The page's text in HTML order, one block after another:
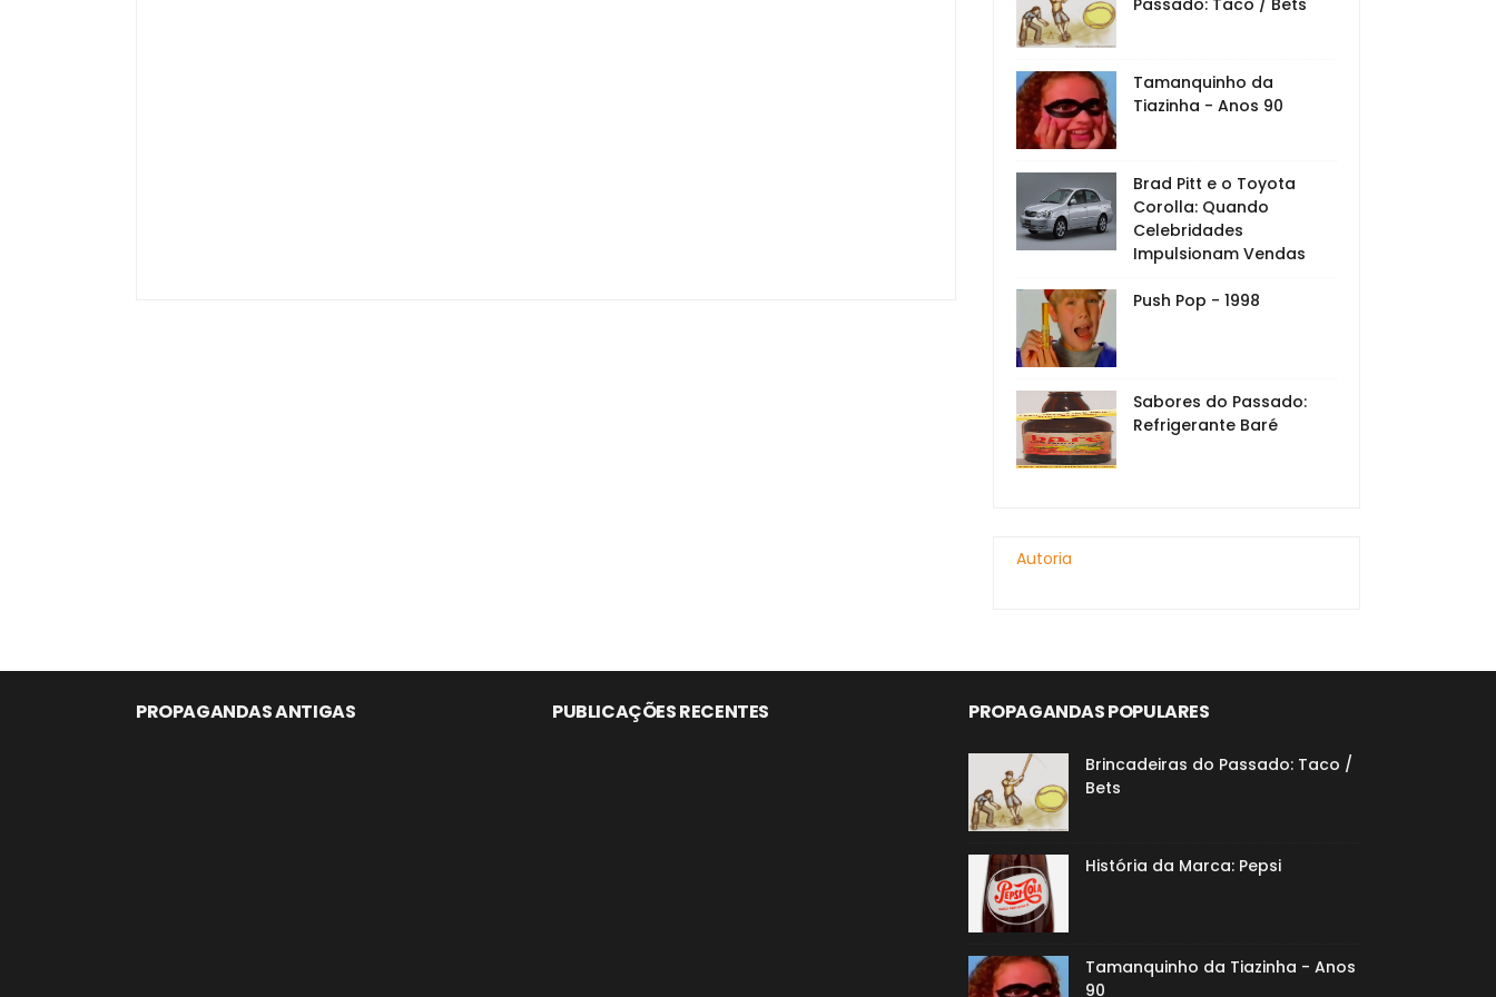
Passado: Taco / Bets
Tamanquinho da
Tiazinha - Anos 90
Brad Pitt e o Toyota
Corolla: Quando
Celebridades
Impulsionam Vendas
Push Pop - 1998
Sabores do Passado:
Refrigerante Baré
Autoria
PROPAGANDAS ANTIGAS PUBLICAÇÕES RECENTES PROPAGANDAS POPULARES
Brincadeiras do Passado: Taco /
Bets
História da Marca: Pepsi
Tamanquinho da Tiazinha - Anos
90